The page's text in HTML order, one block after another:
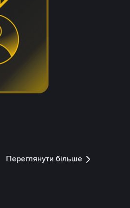
Переглянути більше